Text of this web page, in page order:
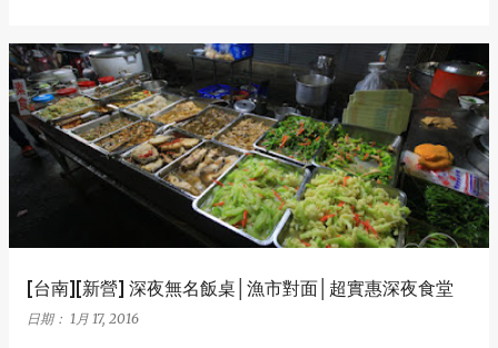
[台南][新營] 深夜無名飯桌│漁市對面│超實惠深夜食堂
日期： 1月 17, 2016